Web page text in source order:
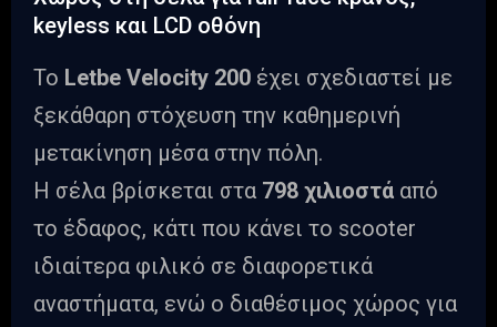
keyless και LCD οθόνη
Το Letbe Velocity 200 έχει σχεδιαστεί με
ξεκάθαρη στόχευση την καθημερινή
μετακίνηση μέσα στην πόλη.
Η σέλα βρίσκεται στα 798 χιλιοστά από
το έδαφος, κάτι που κάνει το scooter
ιδιαίτερα φιλικό σε διαφορετικά
αναστήματα, ενώ ο διαθέσιμος χώρος για